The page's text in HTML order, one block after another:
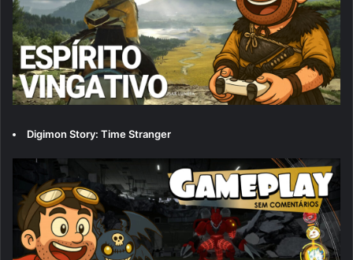
Digimon Story: Time Stranger